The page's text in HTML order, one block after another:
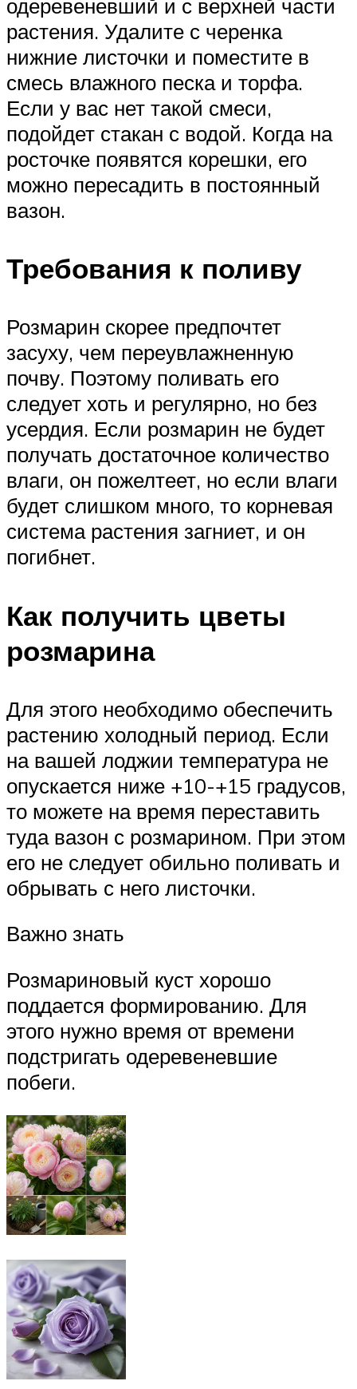
одеревеневший и с верхней части
растения. Удалите с черенка
нижние листочки и поместите в
смесь влажного песка и торфа.
Если у вас нет такой смеси,
подойдет стакан с водой. Когда на
росточке появятся корешки, его
можно пересадить в постоянный
вазон.
Требования к поливу
Розмарин скорее предпочтет
засуху, чем переувлажненную
почву. Поэтому поливать его
следует хоть и регулярно, но без
усердия. Если розмарин не будет
получать достаточное количество
влаги, он пожелтеет, но если влаги
будет слишком много, то корневая
система растения загниет, и он
погибнет.
Как получить цветы
розмарина
Для этого необходимо обеспечить
растению холодный период. Если
на вашей лоджии температура не
опускается ниже +10-+15 градусов,
то можете на время переставить
туда вазон с розмарином. При этом
его не следует обильно поливать и
обрывать с него листочки.
Важно знать
Розмариновый куст хорошо
поддается формированию. Для
этого нужно время от времени
подстригать одеревеневшие
побеги.